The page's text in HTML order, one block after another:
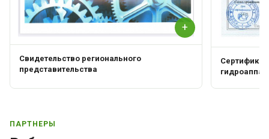
+
Свидетельство регионального
представительства
Сертификат
ПАРТНЕРЫ